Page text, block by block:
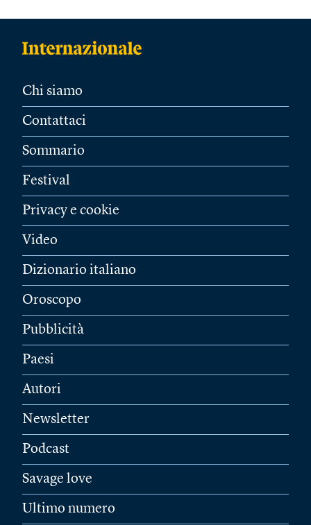
Chi siamo
Contattaci
Sommario
Festival
Privacy e cookie
Video
Dizionario italiano
Oroscopo
Pubblicità
Paesi
Autori
Newsletter
Podcast
Savage love
Ultimo numero